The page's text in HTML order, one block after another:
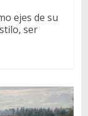
ejes de su
ser